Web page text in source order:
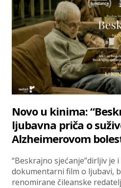
Novo u kinima:
ljubavna priča o
Alzheimerovom
“Beskrajno sjećanje”dirljiv je
dokumentarni film o ljubavi,
renomirane čileanske